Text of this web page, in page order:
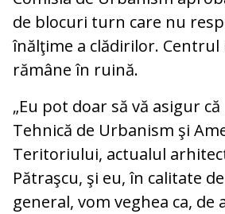
de blocuri turn care nu
înălţime a clădirilor. Centrul
rămâne în ruină.
„Eu pot doar să vă asigur
Tehnică de Urbanism şi
Teritoriului, actualul
Pătraşcu, şi eu, în calitate
general, vom veghea ca, de